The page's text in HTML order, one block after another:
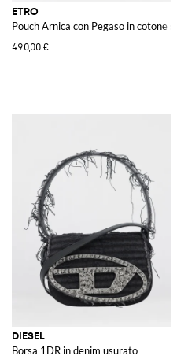
ETRO
Pouch Arnica con Pegaso in cotone
490,00 €
DIESEL
Borsa 1DR in denim usurato